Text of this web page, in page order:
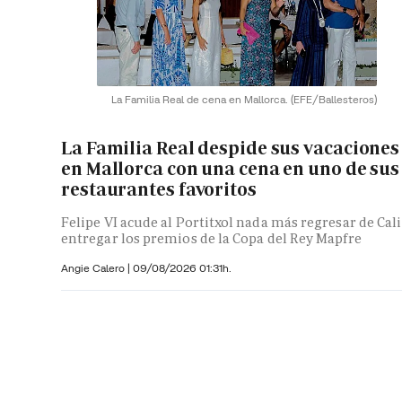
La Familia Real de cena en Mallorca. (EFE/Ballesteros)
La Familia Real despide sus vacaciones
en Mallorca con una cena en uno de sus
restaurantes favoritos
Felipe VI acude al Portitxol nada más regresar de
entregar los premios de la Copa del Rey Mapfre
Angie Calero | 09/08/2026 01:31h.